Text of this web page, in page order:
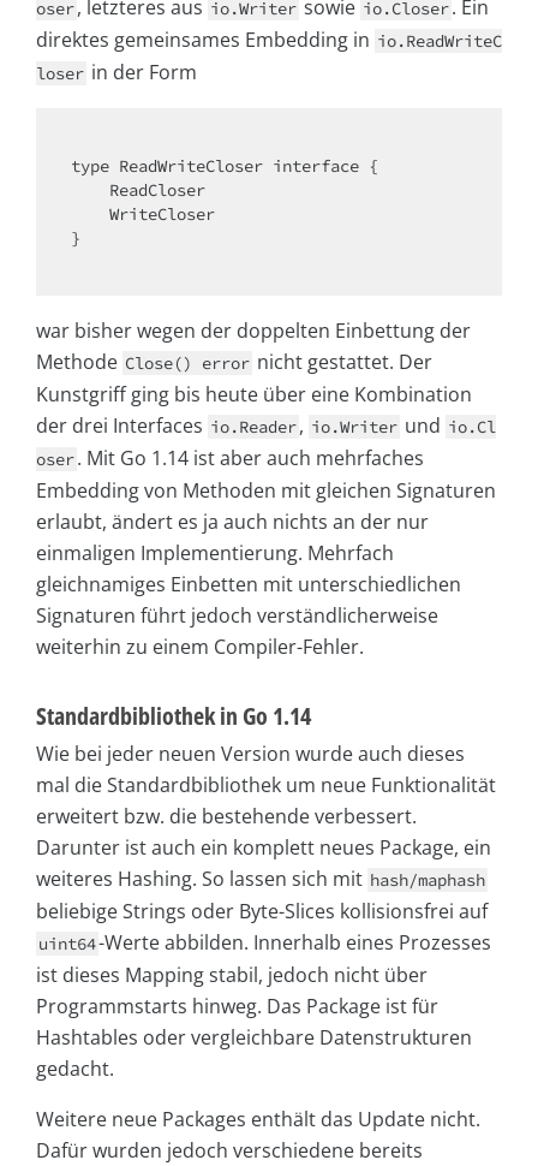
oser, letzteres aus io.Writer sowie io.Closer. Ein
direktes gemeinsames Embedding in io.ReadWriteC
loser in der Form
type ReadWriteCloser interface {
}
war bisher wegen der doppelten Einbettung der
Methode Close() error nicht gestattet. Der
Kunstgriff ging bis heute über eine Kombination
der drei Interfaces io.Reader, io.Writer und io.Cl
oser. Mit Go 1.14 ist aber auch mehrfaches
Embedding von Methoden mit gleichen Signaturen
erlaubt, ändert es ja auch nichts an der nur
einmaligen Implementierung. Mehrfach
gleichnamiges Einbetten mit unterschiedlichen
Signaturen führt jedoch verständlicherweise
weiterhin zu einem Compiler-Fehler.
Standardbibliothek in Go 1.14
Wie bei jeder neuen Version wurde auch dieses
mal die Standardbibliothek um neue Funktionalität
erweitert bzw. die bestehende verbessert.
Darunter ist auch ein komplett neues Package, ein
weiteres Hashing. So lassen sich mit hash/maphash
beliebige Strings oder Byte-Slices kollisionsfrei auf
uint64-Werte abbilden. Innerhalb eines Prozesses
ist dieses Mapping stabil, jedoch nicht über
Programmstarts hinweg. Das Package ist für
Hashtables oder vergleichbare Datenstrukturen
gedacht.
Weitere neue Packages enthält das Update nicht.
Dafür wurden jedoch verschiedene bereits